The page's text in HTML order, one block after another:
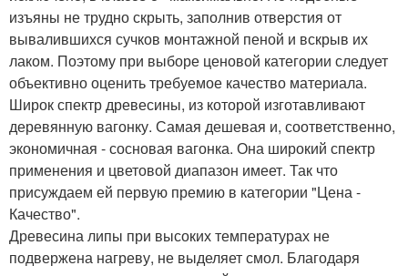
изъяны не трудно скрыть, заполнив отверстия от
вывалившихся сучков монтажной пеной и вскрыв их
лаком. Поэтому при выборе ценовой категории следует
объективно оценить требуемое качество материала.
Широк спектр древесины, из которой изготавливают
деревянную вагонку. Самая дешевая и, соответственно,
экономичная - сосновая вагонка. Она широкий спектр
применения и цветовой диапазон имеет. Так что
присуждаем ей первую премию в категории "Цена -
Качество".
Древесина липы при высоких температурах не
подвержена нагреву, не выделяет смол. Благодаря